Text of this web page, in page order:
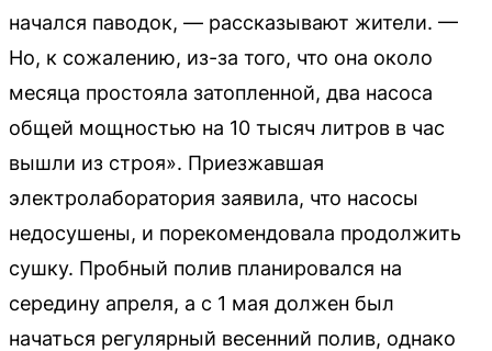
начался паводок, — рассказывают жители. —
Но, к сожалению, из-за того, что она около
месяца простояла затопленной, два насоса
общей мощностью на 10 тысяч литров в час
вышли из строя». Приезжавшая
электролаборатория заявила, что насосы
недосушены, и порекомендовала продолжить
сушку. Пробный полив планировался на
середину апреля, а с 1 мая должен был
начаться регулярный весенний полив, однако